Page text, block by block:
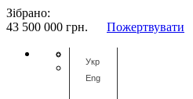
Зібрано:
43 500 000 грн. Пожертвувати
Укр
Eng